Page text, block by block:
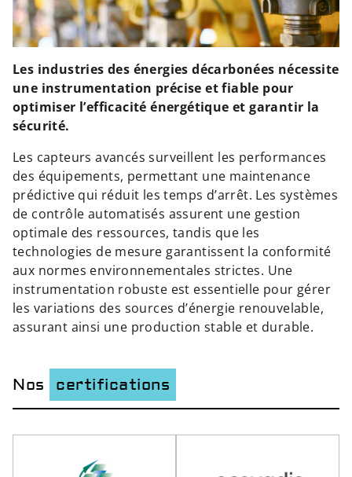
Les industries des énergies décarbonées nécessite
une instrumentation précise et fiable pour
optimiser l’efficacité énergétique et garantir la
sécurité.
Les capteurs avancés surveillent les performances
des équipements, permettant une maintenance
prédictive qui réduit les temps d’arrêt. Les systèmes
de contrôle automatisés assurent une gestion
optimale des ressources, tandis que les
technologies de mesure garantissent la conformité
aux normes environnementales strictes. Une
instrumentation robuste est essentielle pour gérer
les variations des sources d’énergie renouvelable,
assurant ainsi une production stable et durable.
Nos certifications